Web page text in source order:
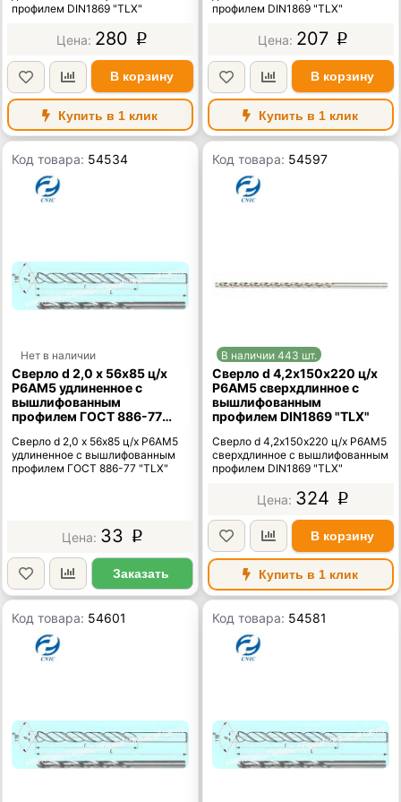
профилем DIN1869 "TLX"
280 p
В корзину
Купить в 1 клик
профилем DIN1869 "TLX"
207 p
В корзину
Купить в 1 клик
Код товара: 54534
Нет в наличии
Сверло d 2,0 х 56х85 ц/х
Р6АМ5 удлиненное с
вышлифованным
профилем ГОСТ 886-77
Сверло d 2,0 х 56х85 ц/х Р6АМ5
удлиненное с вышлифованным
профилем ГОСТ 886-77 "TLX"
33 p
Заказать
Код товара: 54597
В наличии 443 шт.
Сверло d 4,2х150х220 ц/х
Р6АМ5 сверхдлинное с
вышлифованным
профилем DIN1869 "TLX"
Сверло d 4,2х150х220 ц/х Р6АМ5
сверхдлинное с вышлифованным
профилем DIN1869 "TLX"
324 p
В корзину
Купить в 1 клик
Код товара: 54601 Код товара: 54581